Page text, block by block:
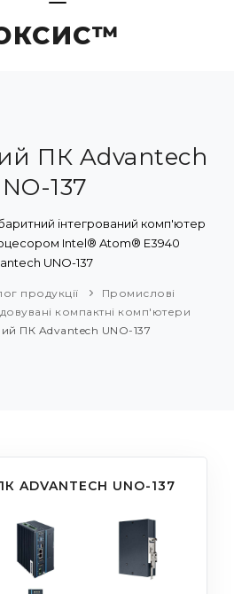
ПК Advantech
137
інтегрований комп'ютер
Intel® Atom® E3940
UNO-137
продукції
Промислові
компактні комп'ютери
ПК Advantech UNO-137
ADVANTECH UNO-137